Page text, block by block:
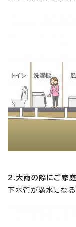
2.大雨の際にご家
下水管が満水になる